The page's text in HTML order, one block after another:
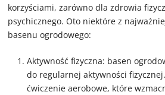
korzyściami, zarówno dla zdrowia
psychicznego. Oto niektóre z
basenu ogrodowego:
Aktywność fizyczna: basen
do regularnej aktywności
ćwiczenie aerobowe, które